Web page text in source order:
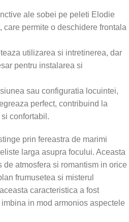
ale sobei pe peleti Elodie
permite o deschidere frontala
utilizarea si intretinerea, dar
pentru instalarea si
sau configuratia locuintei,
perfect, contribuind la
confortabil.
prin fereastra de marimi
larga asupra focului. Aceasta
atmosfera si romantism in orice
frumusetea si misterul
caracteristica a fost
in mod armonios aspectele